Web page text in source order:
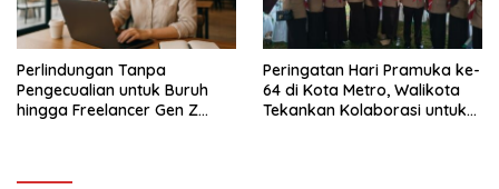
Perlindungan Tanpa
Pengecualian untuk Buruh
hingga Freelancer Gen Z
Peringatan Hari Pramuka ke-
64 di Kota Metro, Walikota
Tekankan Kolaborasi untuk